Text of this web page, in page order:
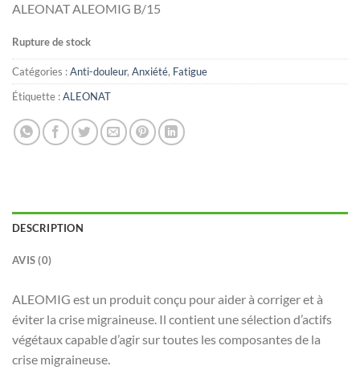
ALEONAT ALEOMIG B/15
Rupture de stock
Catégories :Anti-douleur, Anxiété, Fatigue
Étiquette :ALEONAT
DESCRIPTION
AVIS (0)
ALEOMIG est un produit conçu pour aider à corriger et à
éviter la crise migraineuse. Il contient une sélection d’actifs
végétaux capable d’agir sur toutes les composantes de la
crise migraineuse.